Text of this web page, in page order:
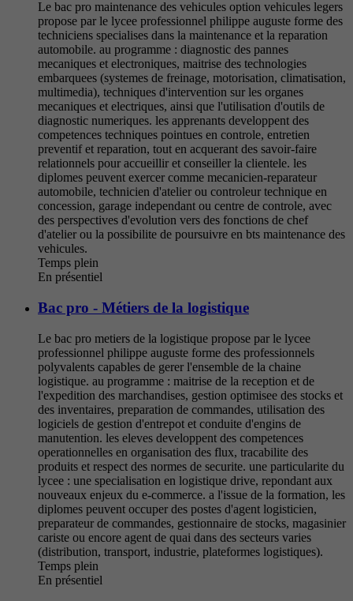
Le bac pro maintenance des vehicules option vehicules legers
propose par le lycee professionnel philippe auguste forme des
techniciens specialises dans la maintenance et la reparation
automobile. au programme : diagnostic des pannes
mecaniques et electroniques, maitrise des technologies
embarquees (systemes de freinage, motorisation, climatisation,
multimedia), techniques d'intervention sur les organes
mecaniques et electriques, ainsi que l'utilisation d'outils de
diagnostic numeriques. les apprenants developpent des
competences techniques pointues en controle, entretien
preventif et reparation, tout en acquerant des savoir-faire
relationnels pour accueillir et conseiller la clientele. les
diplomes peuvent exercer comme mecanicien-reparateur
automobile, technicien d'atelier ou controleur technique en
concession, garage independant ou centre de controle, avec
des perspectives d'evolution vers des fonctions de chef
d'atelier ou la possibilite de poursuivre en bts maintenance des
vehicules.
Temps plein
En présentiel
Bac pro - Métiers de la logistique
Le bac pro metiers de la logistique propose par le lycee
professionnel philippe auguste forme des professionnels
polyvalents capables de gerer l'ensemble de la chaine
logistique. au programme : maitrise de la reception et de
l'expedition des marchandises, gestion optimisee des stocks et
des inventaires, preparation de commandes, utilisation des
logiciels de gestion d'entrepot et conduite d'engins de
manutention. les eleves developpent des competences
operationnelles en organisation des flux, tracabilite des
produits et respect des normes de securite. une particularite du
lycee : une specialisation en logistique drive, repondant aux
nouveaux enjeux du e-commerce. a l'issue de la formation, les
diplomes peuvent occuper des postes d'agent logisticien,
preparateur de commandes, gestionnaire de stocks, magasinier
cariste ou encore agent de quai dans des secteurs varies
(distribution, transport, industrie, plateformes logistiques).
Temps plein
En présentiel